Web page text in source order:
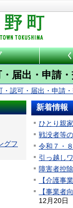
届出・申請
・認可・届出・申請
新着情報
ひとり親
戦没者等
令和７・
引っ越し
障害者控
【介護事
【事業者
12月20日
グフ